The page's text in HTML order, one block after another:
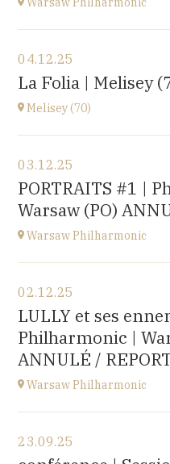
POLOGNE
à20H00
Acheter vos billets
04.12.25
La Folia | Melisey
Melisey (70)
Melisey (70)
à18H00
03.12.25
PORTRAITS #1 |
Warsaw (PO)
Warsaw Philharmonic
POLOGNE
à20H00
Acheter vos billets
02.12.25
LULLY et ses
Philharmonic |
ANNULÉ /
Warsaw Philharmonic
POLOGNE
23.09.25